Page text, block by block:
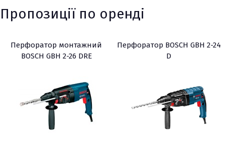
Пропозиції по оренді
Перфоратор монтажний
BOSCH GBH 2-26 DRE
Перфоратор BOSCH GBH 2-24
D